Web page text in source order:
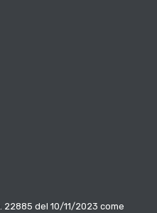
del 10/11/2023 come